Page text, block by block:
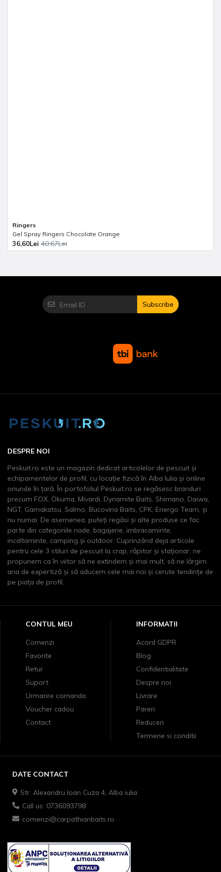
Ringers
Gel Spray Ringers Chocolate Orange
36,60Lei 40,67Lei
Subscribe
DESPRE NOI
Peskuit.ro este un magazin dedicat articolelor de pescuit şi
echipamentelor de profil, cu locaţie fizică în Alba Iulia și online
oriunde în țară. În portofoliul Peskuit.ro se regăsesc branduri
precum FOX, Okuma, Mivardi, Dynamite Baits, Shimano, Daiwa,
NGT, Gamakatsu, Salmo, Bucovina Baits, CPK, Energo Team, și
nu numai. De asemenea, puteți regăsi și alte produse ce fac
parte din categoriile nade, bagajerie, imbracaminte,
incaltaminte, camping și outdoor. Cuprinzând deja articole
pentru cele 3 stiluri de pescuit la crap, răpitor și staționar, ne
propunem ca în viitor să ne extindem şi mai mult, să ne lărgim
aria de expertiză şi să aducem cele mai noi şi cerute tendinţe de
pe piaţa de profil.
CONTUL MEU
Comenzi
Favorite
Retur
Suport
Urmarire comanda
Voucher cadou
Contact
INFORMATII
Acord GDPR
Blog
Confidentialitate
Despre noi
Livrare
Pareri
Reduceri
Termene si conditii
DATE CONTACT
Str. Alexandru Ioan Cuza 4, Alba iulia
Call us: 0736093798
comenzi@carpathianbaits.ro